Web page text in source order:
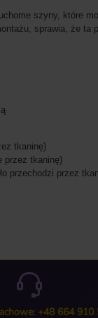
szyny, które
sprawia, że ta
tkaninę)
przez tkaninę)
przechodzi przez
+48 664 910